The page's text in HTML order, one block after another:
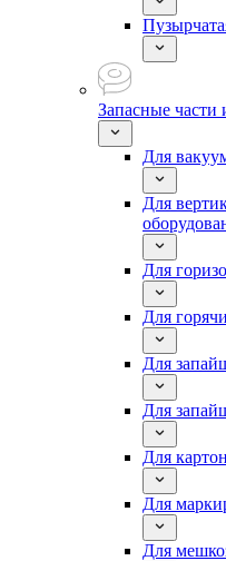
Запасные части
Для
Для
Для
Для
Для
Для
Для
Для
Для